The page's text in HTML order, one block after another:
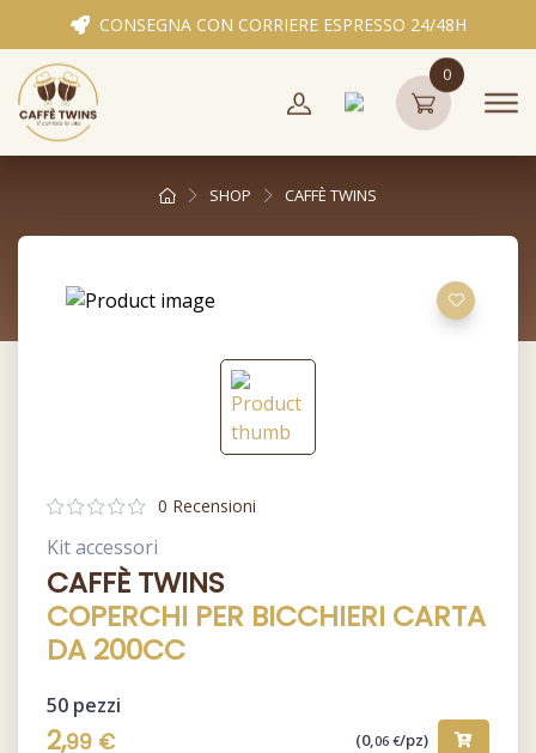
CONSEGNA CON CORRIERE ESPRESSO 24/48H
0
SHOP CAFFÈ TWINS
0 Recensioni
Kit accessori
CAFFÈ TWINS
COPERCHI PER BICCHIERI CARTA
DA 200CC
50 pezzi
2,99 € (0,06 €/pz)